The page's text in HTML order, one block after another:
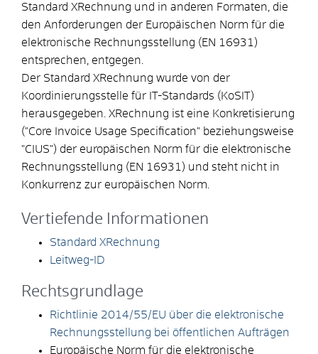
Standard XRechnung und in anderen Formaten, die
den Anforderungen der Europäischen Norm für die
elektronische Rechnungsstellung (EN 16931)
entsprechen, entgegen.
Der Standard XRechnung wurde von der
Koordinierungsstelle für IT-Standards (KoSIT)
herausgegeben. XRechnung ist eine Konkretisierung
("Core Invoice Usage Specification" beziehungsweise
"CIUS") der europäischen Norm für die elektronische
Rechnungsstellung (EN 16931) und steht nicht in
Konkurrenz zur europäischen Norm.
Vertiefende Informationen
Standard XRechnung
Leitweg-ID
Rechtsgrundlage
Richtlinie 2014/55/EU über die elektronische
Rechnungsstellung bei öffentlichen Aufträgen
Europäische Norm für die elektronische